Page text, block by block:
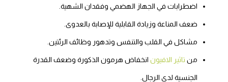
اضطرابات في الجهاز الهضمي وفقدان الشهية.
ضعف المناعة وزيادة القابلية للإصابة بالعدوى.
مشاكل في القلب والتنفس وتدهور وظائف الرئتين.
من تاثير الافيون انخفاض هرمون الذكورة وضعف القدرة
الجنسية لدى الرجال.